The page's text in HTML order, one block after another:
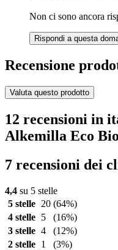
Non ci sono ancora
Rispondi a questa
Recensione
Valuta questo prodotto
12 recensioni in
Alkemilla Eco
7 recensioni dei
4,4 su 5 stelle
5 stelle
20 (64%)
4 stelle
5
(16%)
3 stelle 4
(12%)
2 stelle
1
(3%)